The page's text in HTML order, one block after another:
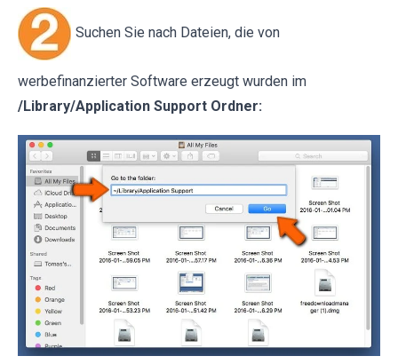
Suchen Sie nach Dateien, die von
werbefinanzierter Software erzeugt wurden im
/Library/Application Support Ordner: